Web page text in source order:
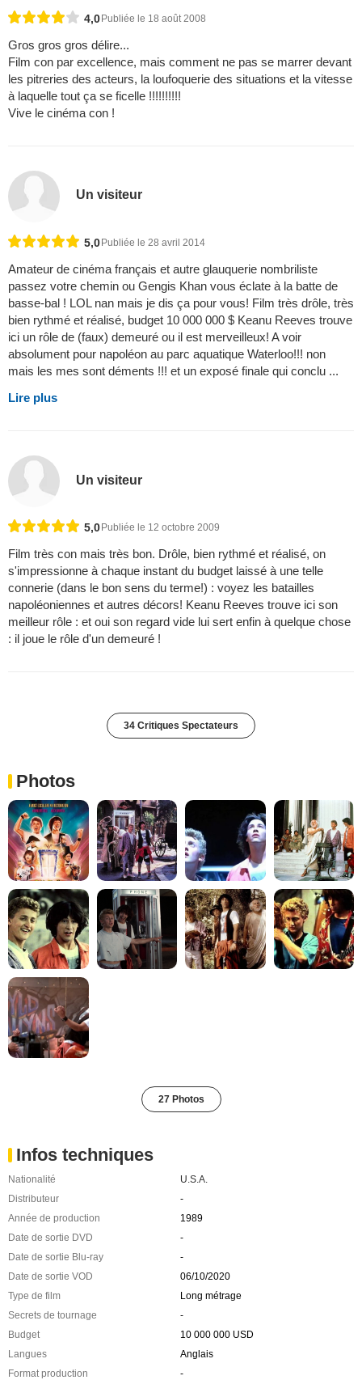
4,0Publiée le 18 août 2008
Gros gros gros délire...
Film con par excellence, mais comment ne pas se marrer devant
les pitreries des acteurs, la loufoquerie des situations et la vitesse
à laquelle tout ça se ficelle !!!!!!!!!!
Vive le cinéma con !
Un visiteur
5,0 Publiée le 28 avril 2014
Amateur de cinéma français et autre glauquerie nombriliste
passez votre chemin ou Gengis Khan vous éclate à la batte de
basse-bal ! LOL nan mais je dis ça pour vous! Film très drôle, très
bien rythmé et réalisé, budget 10 000 000 $ Keanu Reeves trouve
ici un rôle de (faux) demeuré ou il est merveilleux! A voir
absolument pour napoléon au parc aquatique Waterloo!!! non
mais les mes sont déments !!! et un exposé finale qui conclu ...
Lire plus
Un visiteur
5,0 Publiée le 12 octobre 2009
Film très con mais très bon. Drôle, bien rythmé et réalisé, on
s'impressionne à chaque instant du budget laissé à une telle
connerie (dans le bon sens du terme!) : voyez les batailles
napoléoniennes et autres décors! Keanu Reeves trouve ici son
meilleur rôle : et oui son regard vide lui sert enfin à quelque chose
: il joue le rôle d'un demeuré !
34 Critiques Spectateurs
Photos
27 Photos
Infos techniques
Nationalité
U.S.A.
Distributeur
-
Année de production
1989
Date de sortie DVD
-
Date de sortie Blu-ray
-
Date de sortie VOD
06/10/2020
Type de film
Long métrage
Secrets de tournage
-
Budget
10 000 000 USD
Langues
Anglais
Format production
-